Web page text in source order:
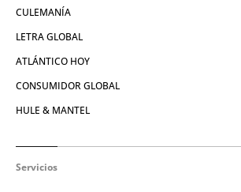
CULEMANÍA
LETRA GLOBAL
ATLÁNTICO HOY
CONSUMIDOR GLOBAL
HULE & MANTEL
Servicios